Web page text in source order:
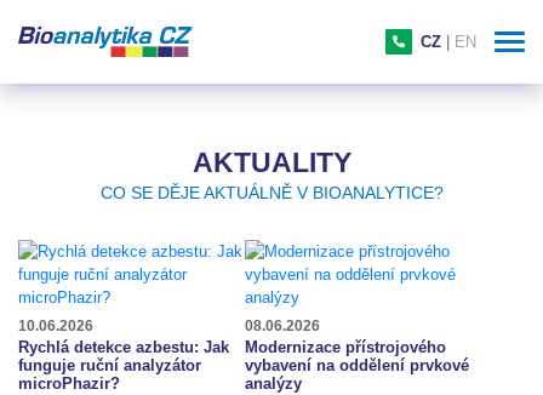
CZ EN
AKTUALITY
CO SE DĚJE AKTUÁLNĚ V BIOANALYTICE?
10.06.2026
Rychlá detekce azbestu: Jak
funguje ruční analyzátor
microPhazir?
08.06.2026
Modernizace přístrojového
vybavení na oddělení prvkové
analýzy